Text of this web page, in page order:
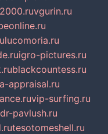
vgurin.ru
lucomoria.ru
igro-pictures.ru
blackcountess.ru
appraisal.ru
vip-surfing.ru
dr-pavlush.ru
tesotomeshell.ru